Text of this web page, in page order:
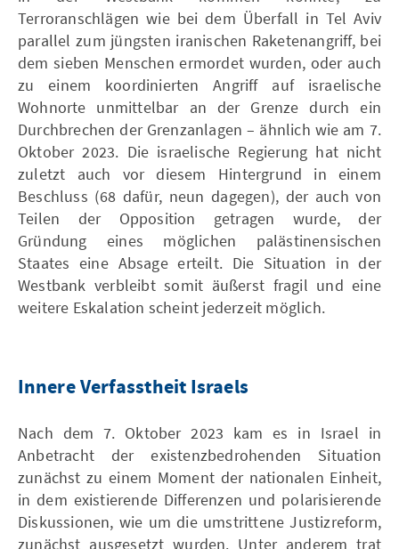
Terroranschlägen wie bei dem Überfall in Tel Aviv
parallel zum jüngsten iranischen Raketenangriff, bei
dem sieben Menschen ermordet wurden, oder auch
zu einem koordinierten Angriff auf israelische
Wohnorte unmittelbar an der Grenze durch ein
Durchbrechen der Grenzanlagen – ähnlich wie am 7.
Oktober 2023. Die israelische Regierung hat nicht
zuletzt auch vor diesem Hintergrund in einem
Beschluss (68 dafür, neun dagegen), der auch von
Teilen der Opposition getragen wurde, der
Gründung eines möglichen palästinensischen
Staates eine Absage erteilt. Die Situation in der
Westbank verbleibt somit äußerst fragil und eine
weitere Eskalation scheint jederzeit möglich.
Innere Verfasstheit Israels
Nach dem 7. Oktober 2023 kam es in Israel in
Anbetracht der existenzbedrohenden Situation
zunächst zu einem Moment der nationalen Einheit,
in dem existierende Differenzen und polarisierende
Diskussionen, wie um die umstrittene Justizreform,
zunächst ausgesetzt wurden. Unter anderem trat